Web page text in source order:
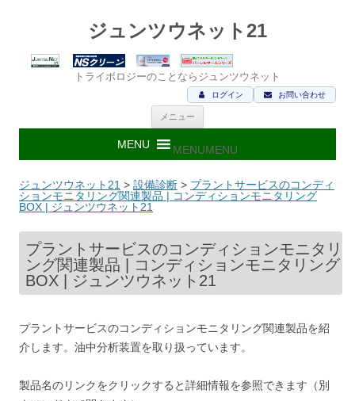
ジュンツウネット21
トライボロジーのことならジュンツウネット
お問い合わせ
ログイン
メニュー
ン
ツ
ス
キ
ッ
MENUMENU
ジュンツウネット21 > 設備診断 > プラントサービスのコンディ
ションモニタリング関連製品 | コンディションモニタリング
BOX | ジュンツウネット21
プラントサービスのコンディションモニタリ
ング関連製品 | コンディションモニタリング
BOX | ジュンツウネット21
プラントサービスのコンディションモニタリング関連製品を紹
介します。油中分析装置を取り扱っています。
製品名のリンクをクリックすると詳細情報を参照できます（別